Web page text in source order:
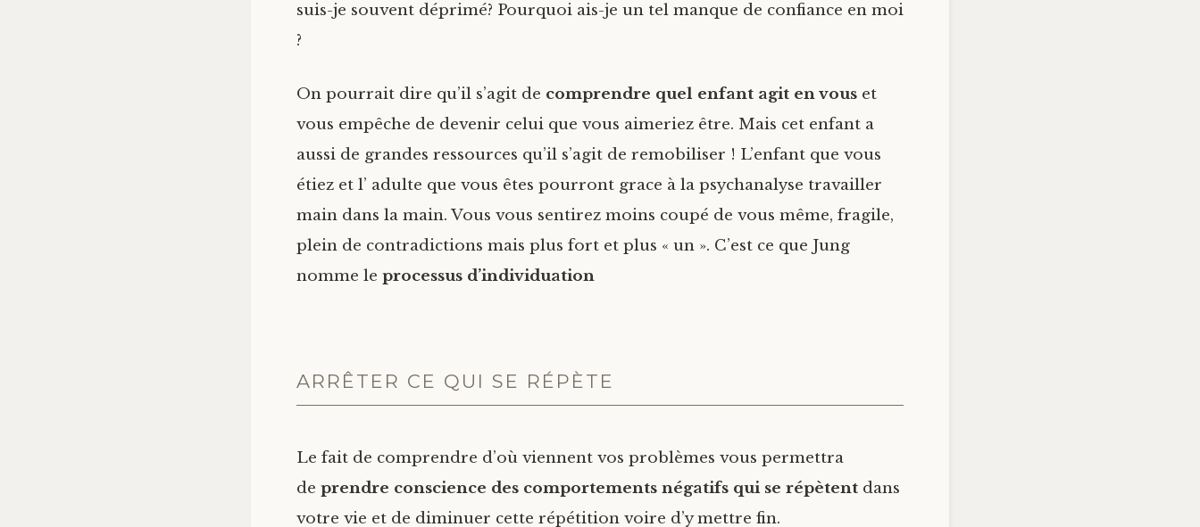
suis-je souvent déprimé? Pourquoi ais-je un tel manque de confiance en moi
?
On pourrait dire qu’il s’agit de comprendre quel enfant agit en vous et
vous empêche de devenir celui que vous aimeriez être. Mais cet enfant a
aussi de grandes ressources qu’il s’agit de remobiliser ! L’enfant que vous
étiez et l’ adulte que vous êtes pourront grace à la psychanalyse travailler
main dans la main. Vous vous sentirez moins coupé de vous même, fragile,
plein de contradictions mais plus fort et plus « un ». C’est ce que Jung
nomme le processus d’individuation
ARRÊTER CE QUI SE RÉPÈTE
Le fait de comprendre d’où viennent vos problèmes vous permettra
de prendre conscience des comportements négatifs qui se répètent dans
votre vie et de diminuer cette répétition voire d’y mettre fin.